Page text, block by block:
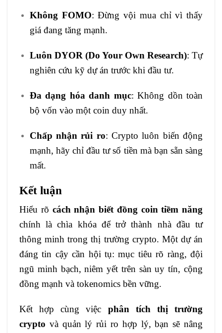
Không FOMO: Đừng vội mua chỉ vì thấy
giá đang tăng mạnh.
Luôn DYOR (Do Your Own Research): Tự
nghiên cứu kỹ dự án trước khi đầu tư.
Đa dạng hóa danh mục: Không dồn toàn
bộ vốn vào một coin duy nhất.
Chấp nhận rủi ro: Crypto luôn biến động
mạnh, hãy chỉ đầu tư số tiền mà bạn sẵn sàng
mất.
Kết luận
Hiểu rõ cách nhận biết đồng coin tiềm năng
chính là chìa khóa để trở thành nhà đầu tư
thông minh trong thị trường crypto. Một dự án
đáng tin cậy cần hội tụ: mục tiêu rõ ràng, đội
ngũ minh bạch, niêm yết trên sàn uy tín, cộng
đồng mạnh và tokenomics bền vững.
Kết hợp cùng việc phân tích thị trường
crypto và quản lý rủi ro hợp lý, bạn sẽ nâng